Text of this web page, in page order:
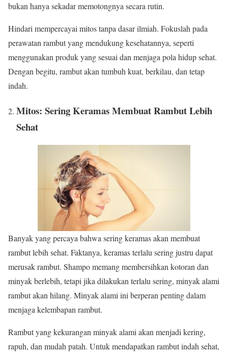
bukan hanya sekadar memotongnya secara rutin.
Hindari mempercayai mitos tanpa dasar ilmiah. Fokuslah pada
perawatan rambut yang mendukung kesehatannya, seperti
menggunakan produk yang sesuai dan menjaga pola hidup sehat.
Dengan begitu, rambut akan tumbuh kuat, berkilau, dan tetap
indah.
Mitos: Sering Keramas Membuat Rambut Lebih
Sehat
Banyak yang percaya bahwa sering keramas akan membuat
rambut lebih sehat. Faktanya, keramas terlalu sering justru dapat
merusak rambut. Shampo memang membersihkan kotoran dan
minyak berlebih, tetapi jika dilakukan terlalu sering, minyak alami
rambut akan hilang. Minyak alami ini berperan penting dalam
menjaga kelembapan rambut.
Rambut yang kekurangan minyak alami akan menjadi kering,
rapuh, dan mudah patah. Untuk mendapatkan rambut indah sehat,